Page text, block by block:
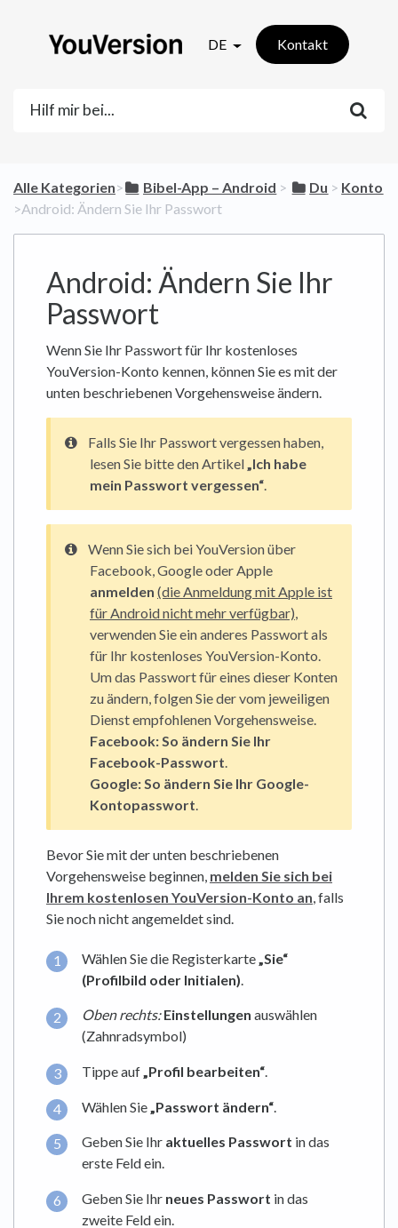
DE Kontakt
Alle Kategorien​>​ ​Bibel-App – Android ​ > ​ ​Du ​ > ​ ​Konto
>​ Android: Ändern Sie Ihr Passwort
Android: Ändern Sie Ihr
Passwort
Wenn Sie Ihr Passwort für Ihr kostenloses
YouVersion-Konto kennen, können Sie es mit der
unten beschriebenen Vorgehensweise ändern.
Falls Sie Ihr Passwort vergessen haben,
lesen Sie bitte den Artikel„Ich habe
mein Passwort vergessen“.
Wenn Sie sich bei YouVersion über
Facebook, Google oder Apple
anmelden (die Anmeldung mit Apple ist
für Android nicht mehr verfügbar),
verwenden Sie ein anderes Passwort als
für Ihr kostenloses YouVersion-Konto.
Um das Passwort für eines dieser Konten
zu ändern, folgen Sie der vom jeweiligen
Dienst empfohlenen Vorgehensweise.
Facebook:So ändern Sie Ihr
Facebook-Passwort.
Google:So ändern Sie Ihr Google-
Kontopasswort.
Bevor Sie mit der unten beschriebenen
Vorgehensweise beginnen, melden Sie sich bei
Ihrem kostenlosen YouVersion-Konto an, falls
Sie noch nicht angemeldet sind.
Wählen Sie die Registerkarte„Sie“
(Profilbild oder Initialen).
Oben rechts: Einstellungen auswählen
(Zahnradsymbol)
Tippe auf„Profil bearbeiten“.
Wählen Sie „Passwort ändern“
Geben Sie Ihr aktuelles Passwort in das
erste Feld ein.
Geben Sie Ihr neues Passwort in das
zweite Feld ein.